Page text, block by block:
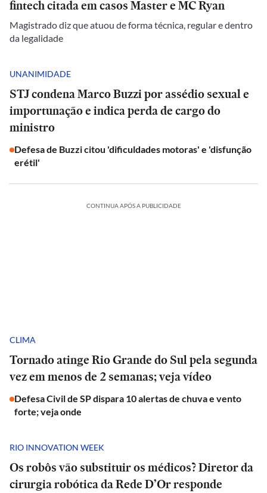
fintech citada em casos Master e MC Ryan
Magistrado diz que atuou de forma técnica, regular e dentro
da legalidade
UNANIMIDADE
STJ condena Marco Buzzi por assédio sexual e
importunação e indica perda de cargo do
ministro
Defesa de Buzzi citou 'dificuldades motoras' e 'disfunção
erétil'
CONTINUA APÓS A PUBLICIDADE
CLIMA
Tornado atinge Rio Grande do Sul pela segunda
vez em menos de 2 semanas; veja vídeo
Defesa Civil de SP dispara 10 alertas de chuva e vento
forte; veja onde
RIO INNOVATION WEEK
Os robôs vão substituir os médicos? Diretor da
cirurgia robótica da Rede D’Or responde